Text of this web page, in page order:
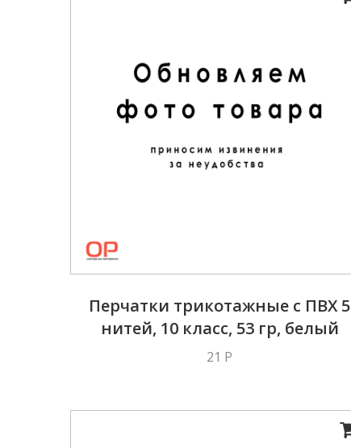
Перчатки трикотажные с ПВХ 5
нитей, 10 класс, 53 гр, белый
21 Р